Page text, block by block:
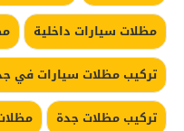
مظلات سيارات داخلية
تركيب مظلات سيارات في
تركيب مظلات جدة